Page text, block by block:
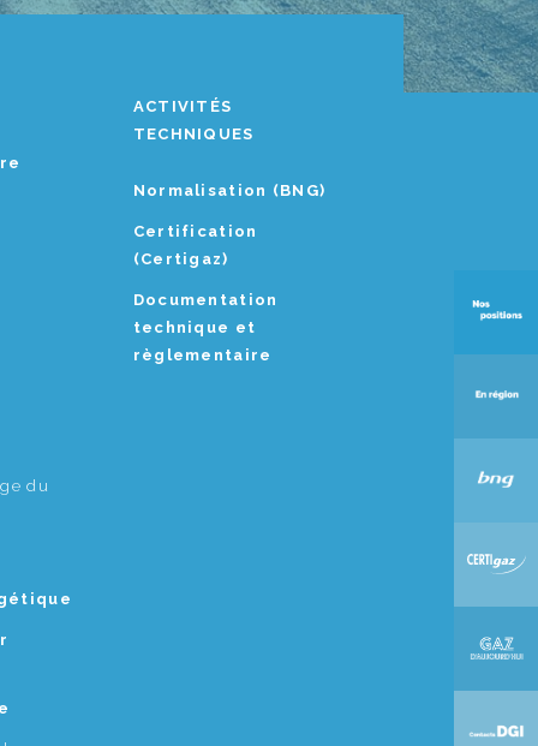
du
ACTIVITÉS
TECHNIQUES
Normalisation (BNG)
Certification
(Certigaz)
Documentation
technique et
règlementaire